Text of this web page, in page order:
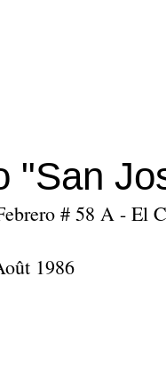
"San
# 58 A - El
1986